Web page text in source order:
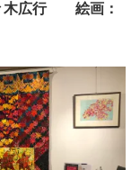
木広行 絵画：